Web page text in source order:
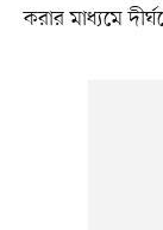
করার মাধ্যমে